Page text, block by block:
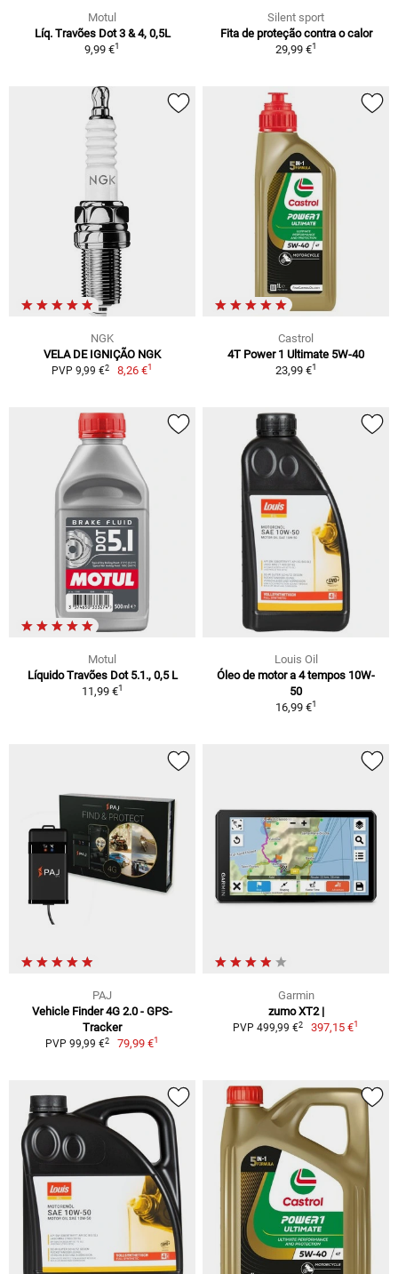
Motul
Líq. Travões Dot 3 & 4, 0,5L
9,99 €1
Silent sport
Fita de proteção contra o calor
29,99 €1
NGK
VELA DE IGNIÇÃO NGK
PVP 9,99 €2 8,26 €1
Castrol
4T Power 1 Ultimate 5W-40
23,99 €1
Motul
Líquido Travões Dot 5.1., 0,5 L
11,99 €1
Louis Oil
Óleo de motor a 4 tempos 10W-
50
16,99 €1
PAJ
Vehicle Finder 4G 2.0 - GPS-
Tracker
PVP 99,99 €2 79,99 €1
Garmin
zumo XT2 |
PVP 499,99 €2 397,15 €1